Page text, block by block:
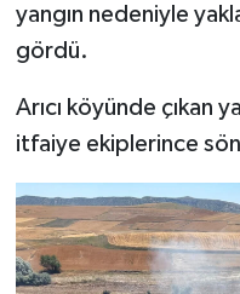
yangın nedeniyle
gördü.
Arıcı köyünde çıkan
itfaiye ekiplerince